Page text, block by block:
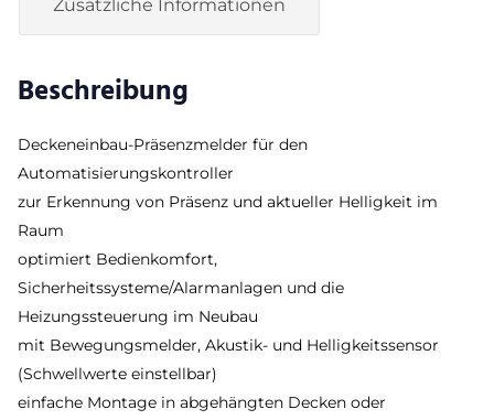
Zusätzliche Informationen
Beschreibung
Deckeneinbau-Präsenzmelder für den
Automatisierungskontroller
zur Erkennung von Präsenz und aktueller Helligkeit im
Raum
optimiert Bedienkomfort,
Sicherheitssysteme/Alarmanlagen und die
Heizungssteuerung im Neubau
mit Bewegungsmelder, Akustik- und Helligkeitssensor
(Schwellwerte einstellbar)
einfache Montage in abgehängten Decken oder